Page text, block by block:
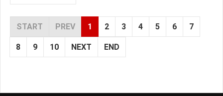
START PREV 1 2 3 4 5 6 7
8 9 10 NEXT END